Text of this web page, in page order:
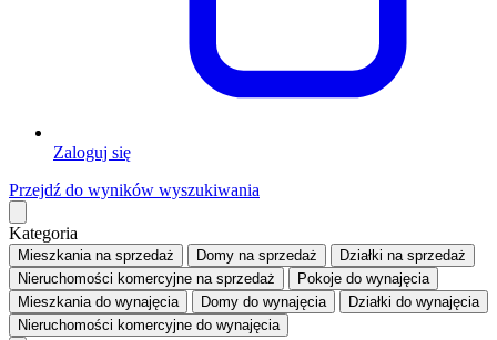
Zaloguj się
Przejdź do wyników wyszukiwania
Kategoria
Mieszkaniana sprzedaż Domy na sprzedaż Działki na sprzedaż
Nieruchomości komercyjne na sprzedaż Pokoje do wynajęcia
Mieszkaniado wynajęcia Domy do wynajęcia Działki do wynajęcia
Nieruchomości komercyjne do wynajęcia